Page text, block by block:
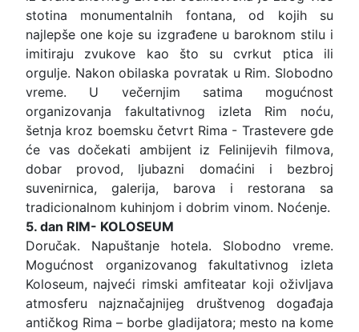
stotina monumentalnih fontana, od kojih su
najlepše one koje su izgrađene u baroknom stilu i
imitiraju zvukove kao što su cvrkut ptica ili
orgulje. Nakon obilaska povratak u Rim. Slobodno
vreme. U večernjim satima mogućnost
organizovanja fakultativnog izleta Rim noću,
šetnja kroz boemsku četvrt Rima - Trastevere gde
će vas dočekati ambijent iz Felinijevih filmova,
dobar provod, ljubazni domaćini i bezbroj
suvenirnica, galerija, barova i restorana sa
tradicionalnom kuhinjom i dobrim vinom. Noćenje.
5. dan RIM- KOLOSEUM
Doručak. Napuštanje hotela. Slobodno vreme.
Mogućnost organizovanog fakultativnog izleta
Koloseum, najveći rimski amfiteatar koji oživljava
atmosferu najznačajnijeg društvenog događaja
antičkog Rima – borbe gladijatora; mesto na kome